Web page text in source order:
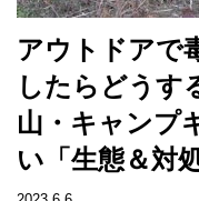
アウトドアで
したらどうす
山・キャンプ
い「生態＆対